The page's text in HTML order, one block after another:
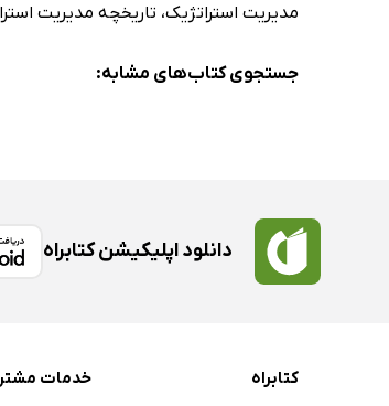
مدیریت استراتژیک، تاریخچه مدیریت
جستجوی کتاب‌های مشابه:
دانلود اپلیکیشن کتابراه
کتابراه
خدمات